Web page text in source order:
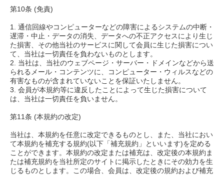
第10条 (免責)
1. 通信回線やコンピューターなどの障害によるシステムの中断・
遅滞・中止・データの消失、データへの不正アクセスにより生じ
た損害、その他当社のサービスに関して会員に生じた損害につい
て、当社は一切責任を負わないものとします。
2. 当社は、当社のウェブページ・サーバー・ドメインなどから送
られるメール・コンテンツに、コンピューター・ウィルスなどの
有害なものが含まれていないことを保証いたしません。
3. 会員が本規約等に違反したことによって生じた損害について
は、当社は一切責任を負いません。
第11条 (本規約の改定)
当社は、本規約を任意に改定できるものとし、また、当社におい
て本規約を補充する規約(以下「補充規約」といいます)を定める
ことができます。本規約の改定または補充は、改定後の本規約ま
たは補充規約を当社所定のサイトに掲示したときにその効力を生
じるものとします。この場合、会員は、改定後の規約および補充